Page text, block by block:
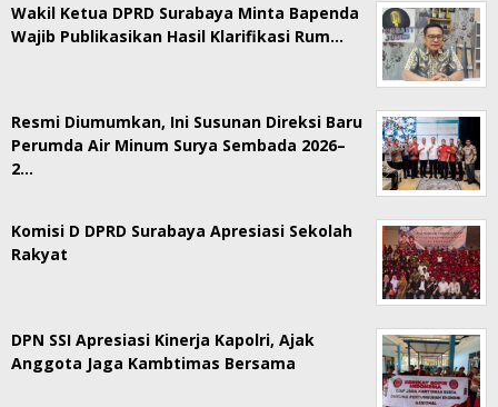
Wakil Ketua DPRD Surabaya Minta Bapenda
Wajib Publikasikan Hasil Klarifikasi Rum…
Resmi Diumumkan, Ini Susunan Direksi Baru
Perumda Air Minum Surya Sembada 2026–
2…
Komisi D DPRD Surabaya Apresiasi Sekolah
Rakyat
DPN SSI Apresiasi Kinerja Kapolri, Ajak
Anggota Jaga Kambtimas Bersama